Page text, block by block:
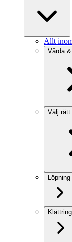
Allt
Vårda
Välj rätt
Löpning
Klättring